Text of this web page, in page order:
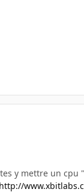
y mettre un cpu
http://